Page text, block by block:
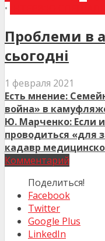
•
Проблеми в
сьогодні
1 февраля 2021
Есть мнение:
война» в
Ю. Марченко: Если
проводиться «для
кадавр
Комментарий
Поделиться!
Facebook
Twitter
Google Plus
LinkedIn